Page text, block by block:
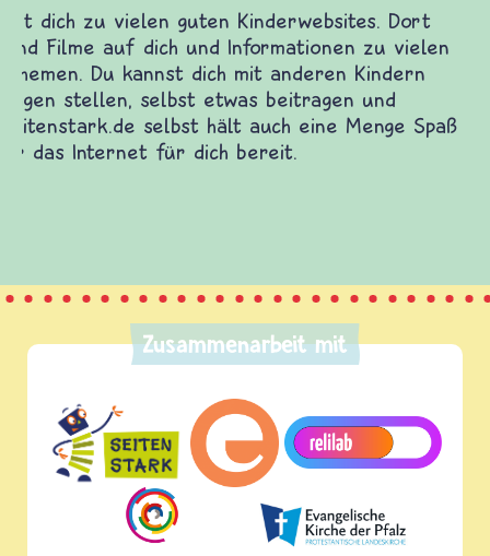
Kinder, Eltern und ErzieherInnen das zu
Fragen von Krieg und Frieden, Streit und
Gewalt informiert und einen Austausch zu
diesem Themenbereich ermöglicht. frieden-
fragen.de bietet Antworten auf wichtige
(Über-)Lebensfragen aus den Bereichen Krieg
Zusammenarbeit mit